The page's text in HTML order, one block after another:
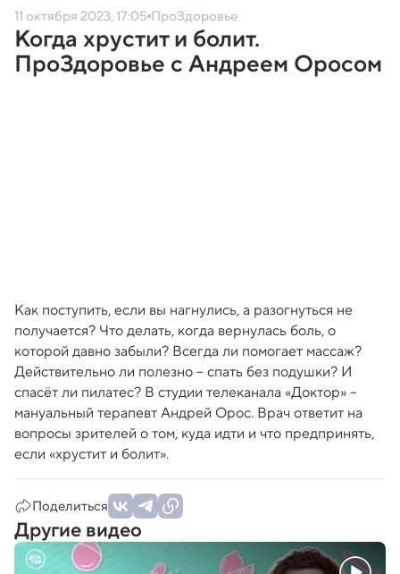
11 октября 2023, 17:05 ПроЗдоровье
Когда хрустит и болит.
ПроЗдоровье с Андреем Оросом
Как поступить, если вы нагнулись, а разогнуться не
получается? Что делать, когда вернулась боль, о
которой давно забыли? Всегда ли помогает массаж?
Действительно ли полезно – спать без подушки? И
спасёт ли пилатес? В студии телеканала «Доктор» –
мануальный терапевт Андрей Орос. Врач ответит на
вопросы зрителей о том, куда идти и что предпринять,
если «хрустит и болит».
Поделиться
Другие видео